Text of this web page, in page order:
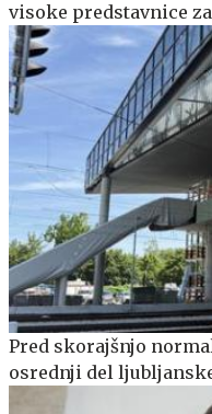
visoke predstavnice
Pred skorajšnjo
osrednji del